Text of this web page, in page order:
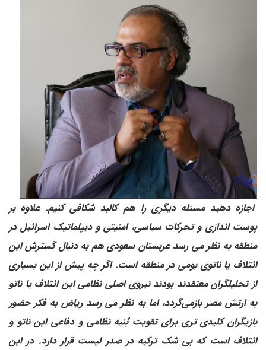
اجازه دهید مسئله دیگری را هم کالبد شکافی کنیم. علاوه بر
پوست اندازی و تحرکات سیاسی، امنیتی و دیپلماتیک اسرائیل در
منطقه به نظر می رسد عربستان سعودی هم به دنبال گسترش این
ائتلاف یا ناتوی بومی در منطقه است. اگر چه پیش از این بسیاری
از تحلیلگران معتقدند بودند نیروی اصلی نظامی این ائتلاف یا ناتو
به ارتش مصر بازمی‌گردد، اما به نظر می رسد ریاض به فکر حضور
بازیگران کلیدی تری برای تقویت بُنیه نظامی و دفاعی این ناتو و
ائتلاف است که بی شک ترکیه در صدر لیست قرار دارد. در این